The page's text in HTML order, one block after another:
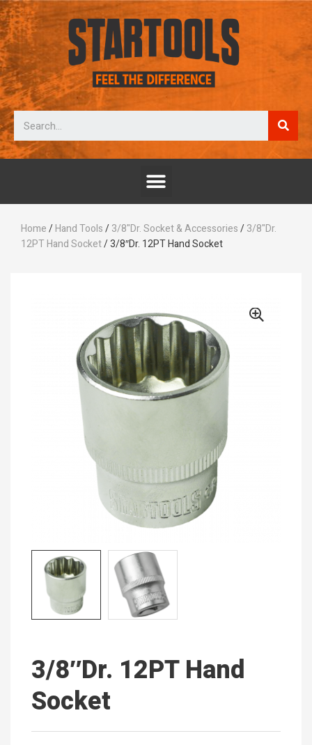
Home/Hand Tools/3/8"Dr. Socket & Accessories/3/8"Dr.
12PT Hand Socket/ 3/8″Dr. 12PT Hand Socket
3/8″Dr. 12PT Hand
Socket